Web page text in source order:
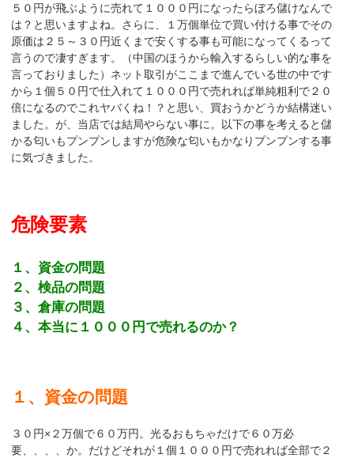
５０円が飛ぶように売れて１０００円になったらぼろ儲けなんで
は？と思いますよね。さらに、１万個単位で買い付ける事でその
原価は２５～３０円近くまで安くする事も可能になってくるって
言うので凄すぎます。（中国のほうから輸入するらしい的な事を
言っておりました）ネット取引がここまで進んでいる世の中です
から１個５０円で仕入れて１０００円で売れれば単純粗利で２０
倍になるのでこれヤバくね！？と思い、買おうかどうか結構迷い
ました。が、当店では結局やらない事に。以下の事を考えると儲
かる匂いもプンプンしますが危険な匂いもかなりプンプンする事
に気づきました。
危険要素
１、資金の問題
２、検品の問題
３、倉庫の問題
４、本当に１０００円で売れるのか？
１、資金の問題
３０円×２万個で６０万円。光るおもちゃだけで６０万必
要、、、、か。だけどそれが１個１０００円で売れれば全部で２